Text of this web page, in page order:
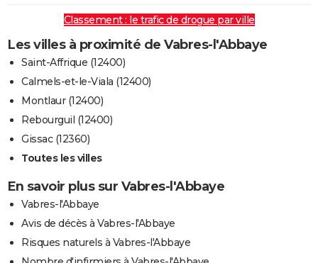
Classement : le trafic de drogue par ville
Les villes à proximité de Vabres-l'Abbaye
Saint-Affrique (12400)
Calmels-et-le-Viala (12400)
Montlaur (12400)
Rebourguil (12400)
Gissac (12360)
Toutes les villes
En savoir plus sur Vabres-l'Abbaye
Vabres-l'Abbaye
Avis de décès à Vabres-l'Abbaye
Risques naturels à Vabres-l'Abbaye